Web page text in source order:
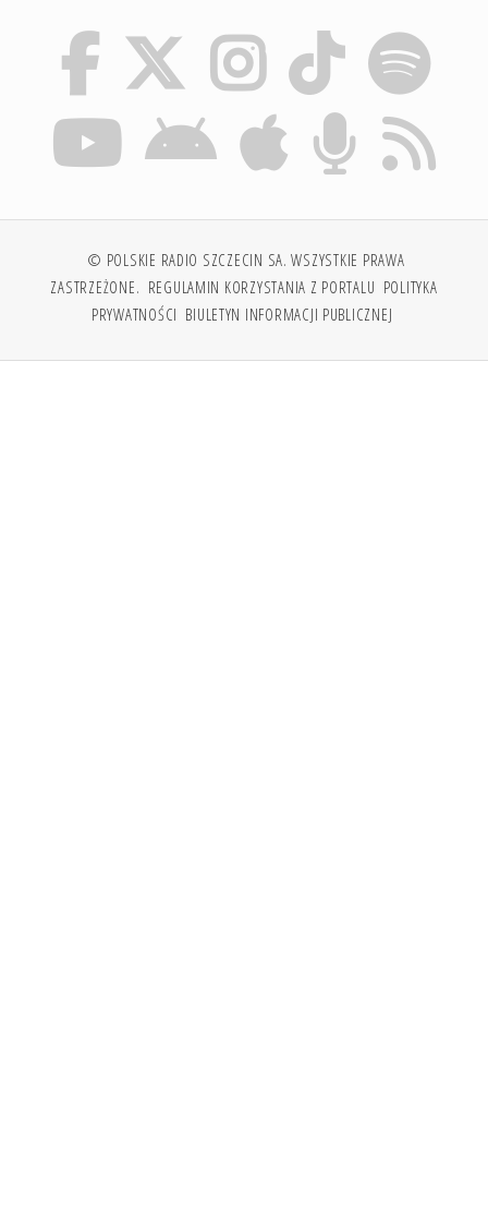
© POLSKIE RADIO SZCZECIN SA. WSZYSTKIE PRAWA
ZASTRZEŻONE. REGULAMIN KORZYSTANIA Z PORTALU POLITYKA
PRYWATNOŚCI BIULETYN INFORMACJI PUBLICZNEJ